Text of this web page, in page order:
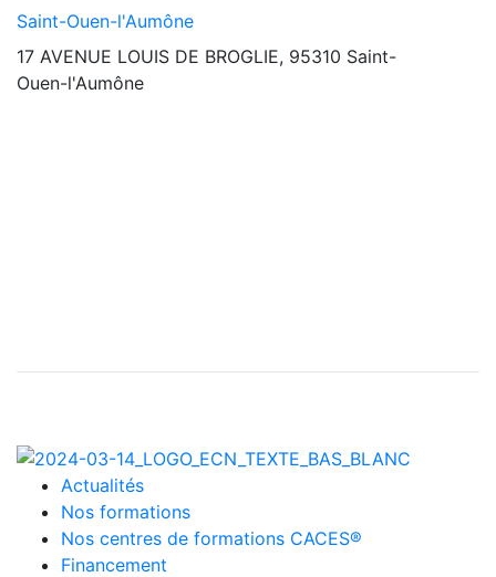
Saint-Ouen-l'Aumône
17 AVENUE LOUIS DE BROGLIE, 95310 Saint-
Ouen-l'Aumône
Actualités
Nos formations
Nos centres de formations CACES®
Financement